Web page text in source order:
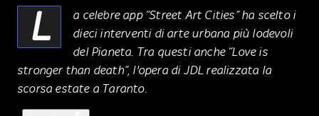
L
a celebre app “Street Art Cities” ha scelto i
dieci interventi di arte urbana più lodevoli
del Pianeta. Tra questi anche “Love is
stronger than death”, l'opera di JDL realizzata la
scorsa estate a Taranto.